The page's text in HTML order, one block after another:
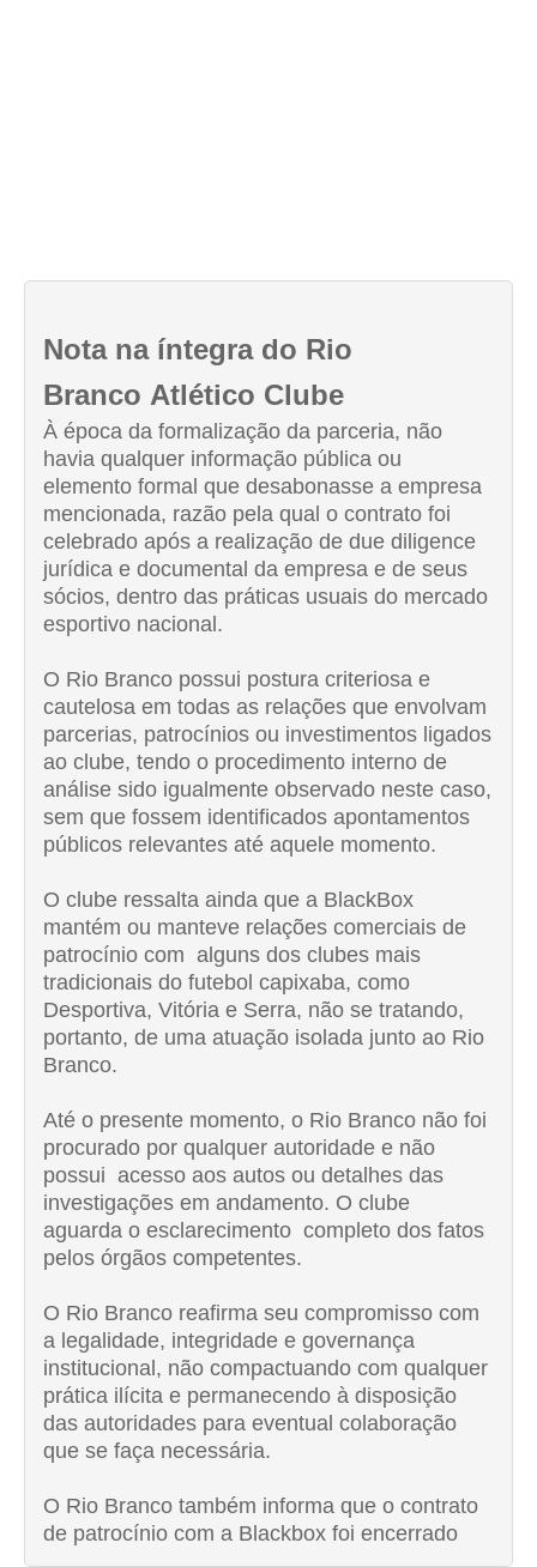
Nota na íntegra do Rio
Branco Atlético Clube
À época da formalização da parceria, não
havia qualquer informação pública ou
elemento formal que desabonasse a empresa
mencionada, razão pela qual o contrato foi
celebrado após a realização de due diligence
jurídica e documental da empresa e de seus
sócios, dentro das práticas usuais do mercado
esportivo nacional.
O Rio Branco possui postura criteriosa e
cautelosa em todas as relações que envolvam
parcerias, patrocínios ou investimentos ligados
ao clube, tendo o procedimento interno de
análise sido igualmente observado neste caso,
sem que fossem identificados apontamentos
públicos relevantes até aquele momento.
O clube ressalta ainda que a BlackBox
mantém ou manteve relações comerciais de
patrocínio com alguns dos clubes mais
tradicionais do futebol capixaba, como
Desportiva, Vitória e Serra, não se tratando,
portanto, de uma atuação isolada junto ao Rio
Branco.
Até o presente momento, o Rio Branco não foi
procurado por qualquer autoridade e não
possui acesso aos autos ou detalhes das
investigações em andamento. O clube
aguarda o esclarecimento completo dos fatos
pelos órgãos competentes.
O Rio Branco reafirma seu compromisso com
a legalidade, integridade e governança
institucional, não compactuando com qualquer
prática ilícita e permanecendo à disposição
das autoridades para eventual colaboração
que se faça necessária.
O Rio Branco também informa que o contrato
de patrocínio com a Blackbox foi encerrado